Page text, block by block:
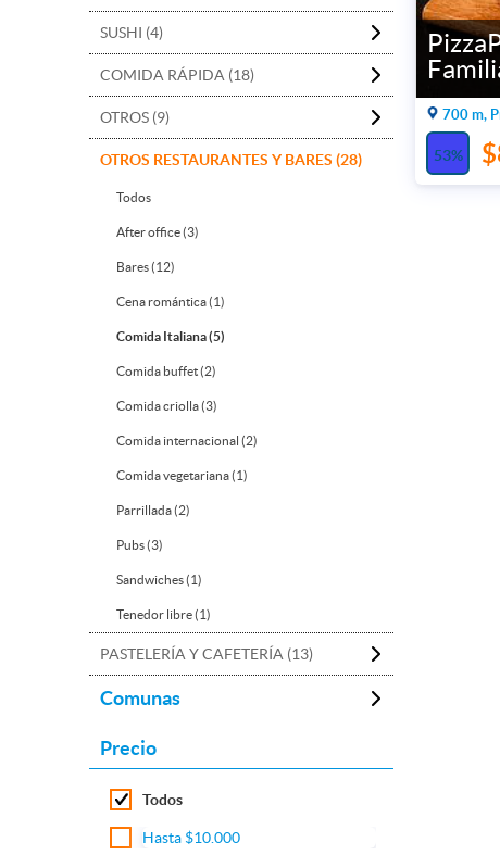
SUSHI (4)
COMIDA RÁPIDA (18)
OTROS (9)
OTROS RESTAURANTES Y BARES (28)
Todos
After office (3)
Bares (12)
Cena romántica (1)
Comida Italiana (5)
Comida buffet (2)
Comida criolla (3)
Comida internacional (2)
Comida vegetariana (1)
Parrillada (2)
Pubs (3)
Sandwiches (1)
Tenedor libre (1)
PASTELERÍA Y CAFETERÍA (13)
Comunas
Precio
Todos
Hasta $10.000
700 m,
53%